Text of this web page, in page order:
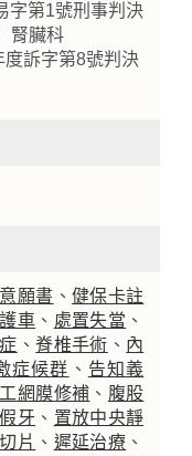
字第1號刑事判決
腎臟科
訴字第8號判決
願書 、健保卡註
車 、 處置失當 、
、脊椎手術 、 內
症候群 、 告知義
網膜修補 、 腹股
假牙 、 置放中央靜
切片 、 遲延治療 、